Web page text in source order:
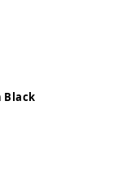
Black